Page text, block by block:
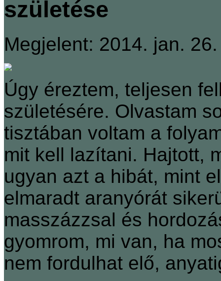
születése
Megjelent: 2014. jan. 26.
Úgy éreztem, teljesen
születésére. Olvastam
tisztában voltam a
mit kell lazítani. Hajtott,
ugyan azt a hibát, mint
elmaradt aranyórát
masszázzsal és
gyomrom, mi van, ha
nem fordulhat elő,